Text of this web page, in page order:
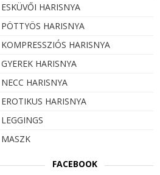
ESKÜVŐI HARISNYA
PÖTTYÖS HARISNYA
KOMPRESSZIÓS HARISNYA
GYEREK HARISNYA
NECC HARISNYA
EROTIKUS HARISNYA
LEGGINGS
MASZK
FACEBOOK